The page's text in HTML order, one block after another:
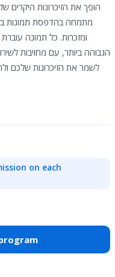
מתמחה בהדפסת תמונות
ומזכרות. כל תמונה
הגבוהה ביותר, עם מחויבות
לשמר את הזיכרונות שלכם
on each